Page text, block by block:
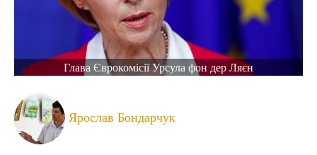
Глава Єврокомісії Урсула фон дер Ляєн
Ярослав Бондарчук